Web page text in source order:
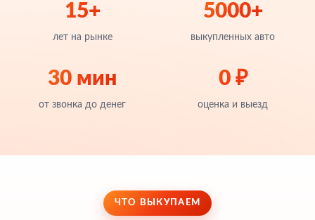
15+
лет на рынке
5000+
выкупленных авто
30 мин
от звонка до денег
0 ₽
оценка и выезд
ЧТО ВЫКУПАЕМ